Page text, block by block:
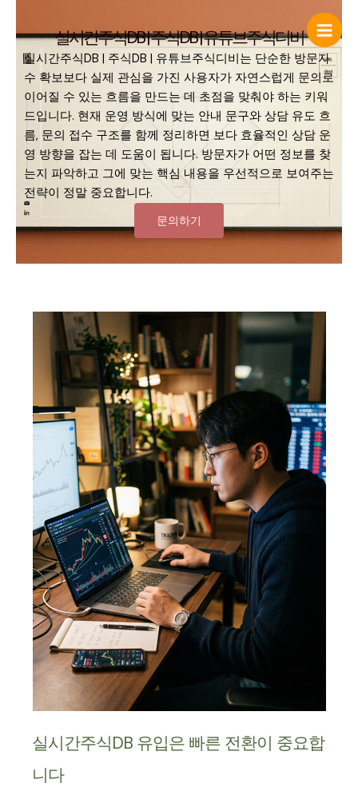
실시간주식DB | 주식DB | 유튜브주식디비​
실시간주식DB | 주식DB | 유튜브주식디비는 단순한 방문자
수 확보보다 실제 관심을 가진 사용자가 자연스럽게 문의로
이어질 수 있는 흐름을 만드는 데 초점을 맞춰야 하는 키워
드입니다. 현재 운영 방식에 맞는 안내 문구와 상담 유도 흐
름, 문의 접수 구조를 함께 정리하면 보다 효율적인 상담 운
영 방향을 잡는 데 도움이 됩니다. 방문자가 어떤 정보를 찾
는지 파악하고 그에 맞는 핵심 내용을 우선적으로 보여주는
전략이 정말 중요합니다.
문의하기
실시간주식DB 유입은 빠른 전환이 중요합
니다